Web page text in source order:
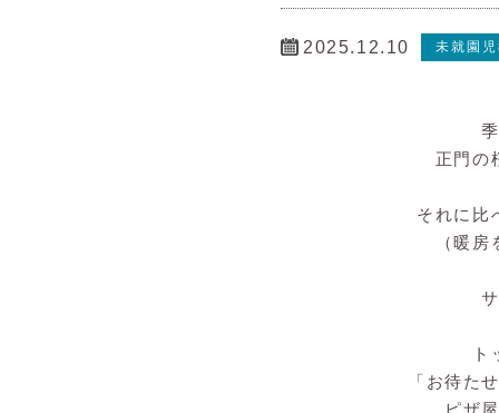
2025.12.10 未就園
正門の
それに比
（暖
「お待た
ピザ